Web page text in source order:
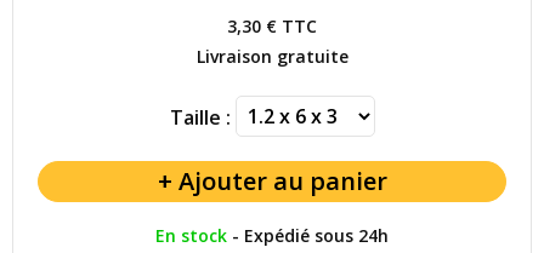
3,30 € TTC
Livraison gratuite
Taille :
En stock - Expédié sous 24h